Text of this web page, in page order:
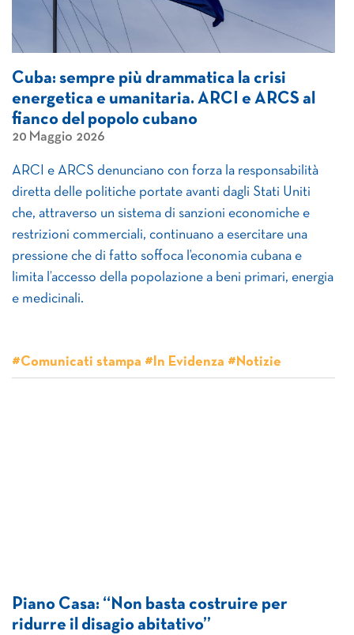
Cuba: sempre più drammatica la crisi
energetica e umanitaria. ARCI e ARCS al
fianco del popolo cubano
20 Maggio 2026
ARCI e ARCS denunciano con forza la responsabilità
diretta delle politiche portate avanti dagli Stati Uniti
che, attraverso un sistema di sanzioni economiche e
restrizioni commerciali, continuano a esercitare una
pressione che di fatto soffoca l’economia cubana e
limita l’accesso della popolazione a beni primari, energia
e medicinali.
#Comunicati stampa #In Evidenza #Notizie
Piano Casa: “Non basta costruire per
ridurre il disagio abitativo”